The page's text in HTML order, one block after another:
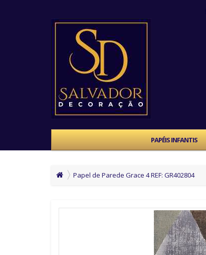
PAPÉIS INFANTIS
Papel de Parede Grace 4 REF: GR402804